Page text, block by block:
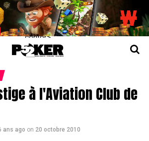
center>
à l'Aviation Club de
ans ago on 20 octobre 2010